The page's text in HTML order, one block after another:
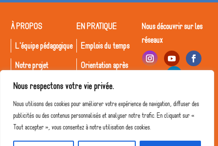
Nous respectons votre vie privée.
Nous utilisons des cookies pour améliorer votre expérience de navigation, diffuser des
publicités ou des contenus personnalisés et analyser notre trafic. En cliquant sur «
Tout accepter », vous consentez à notre utilisation des cookies.
À PROPOS
L'équipe pédagogique
Notre projet
Le Collège
EN PRATIQUE
Emplois du temps
Orientation après
Inscriptions
Nous découvrir sur les
réseaux
Recrutement
© Collège Déclic 2026 • Tous droits réservés